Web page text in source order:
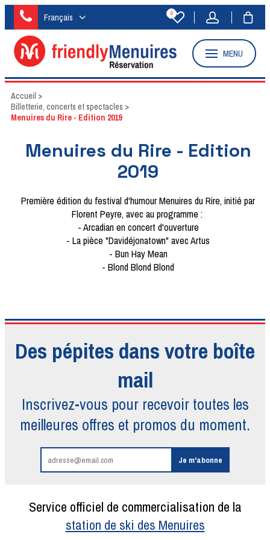
Français 0
MENU
Accueil >
Billetterie, concerts et spectacles >
Menuires du Rire - Edition 2019
Menuires du Rire - Edition
2019
Première édition du festival d'humour Menuires du Rire, initié par
Florent Peyre, avec au programme :
- Arcadian en concert d'ouverture
- La pièce "Davidéjonatown" avec Artus
- Bun Hay Mean
- Blond Blond Blond
Des pépites dans votre boîte
mail
Inscrivez-vous pour recevoir toutes les
meilleures offres et promos du moment.
Service officiel de commercialisation de la
station de ski des Menuires